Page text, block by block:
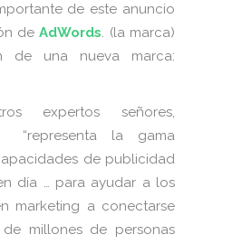
de este anuncio
deAdWords. (la marca)
de una nueva marca:
expertos señores,
“representa la gama
de publicidad
día … para ayudar a los
marketing a conectarse
millones de personas